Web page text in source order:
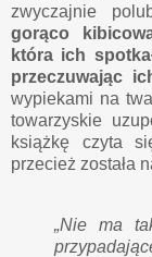
zwyczajnie
gorąco
która ich
przeczuwając
wypiekami na
towarzyskie
książkę czyta
przecież została
„Nie ma